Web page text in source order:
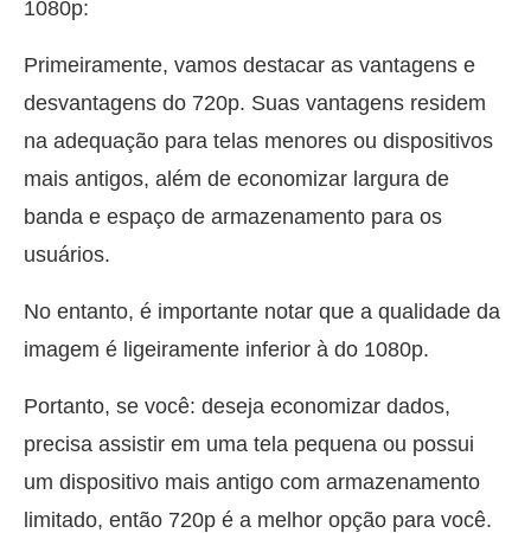
1080p:
Primeiramente, vamos destacar as vantagens e
desvantagens do 720p. Suas vantagens residem
na adequação para telas menores ou dispositivos
mais antigos, além de economizar largura de
banda e espaço de armazenamento para os
usuários.
No entanto, é importante notar que a qualidade da
imagem é ligeiramente inferior à do 1080p.
Portanto, se você: deseja economizar dados,
precisa assistir em uma tela pequena ou possui
um dispositivo mais antigo com armazenamento
limitado, então 720p é a melhor opção para você.